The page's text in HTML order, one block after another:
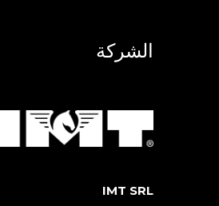
الشركة
IMT SRL